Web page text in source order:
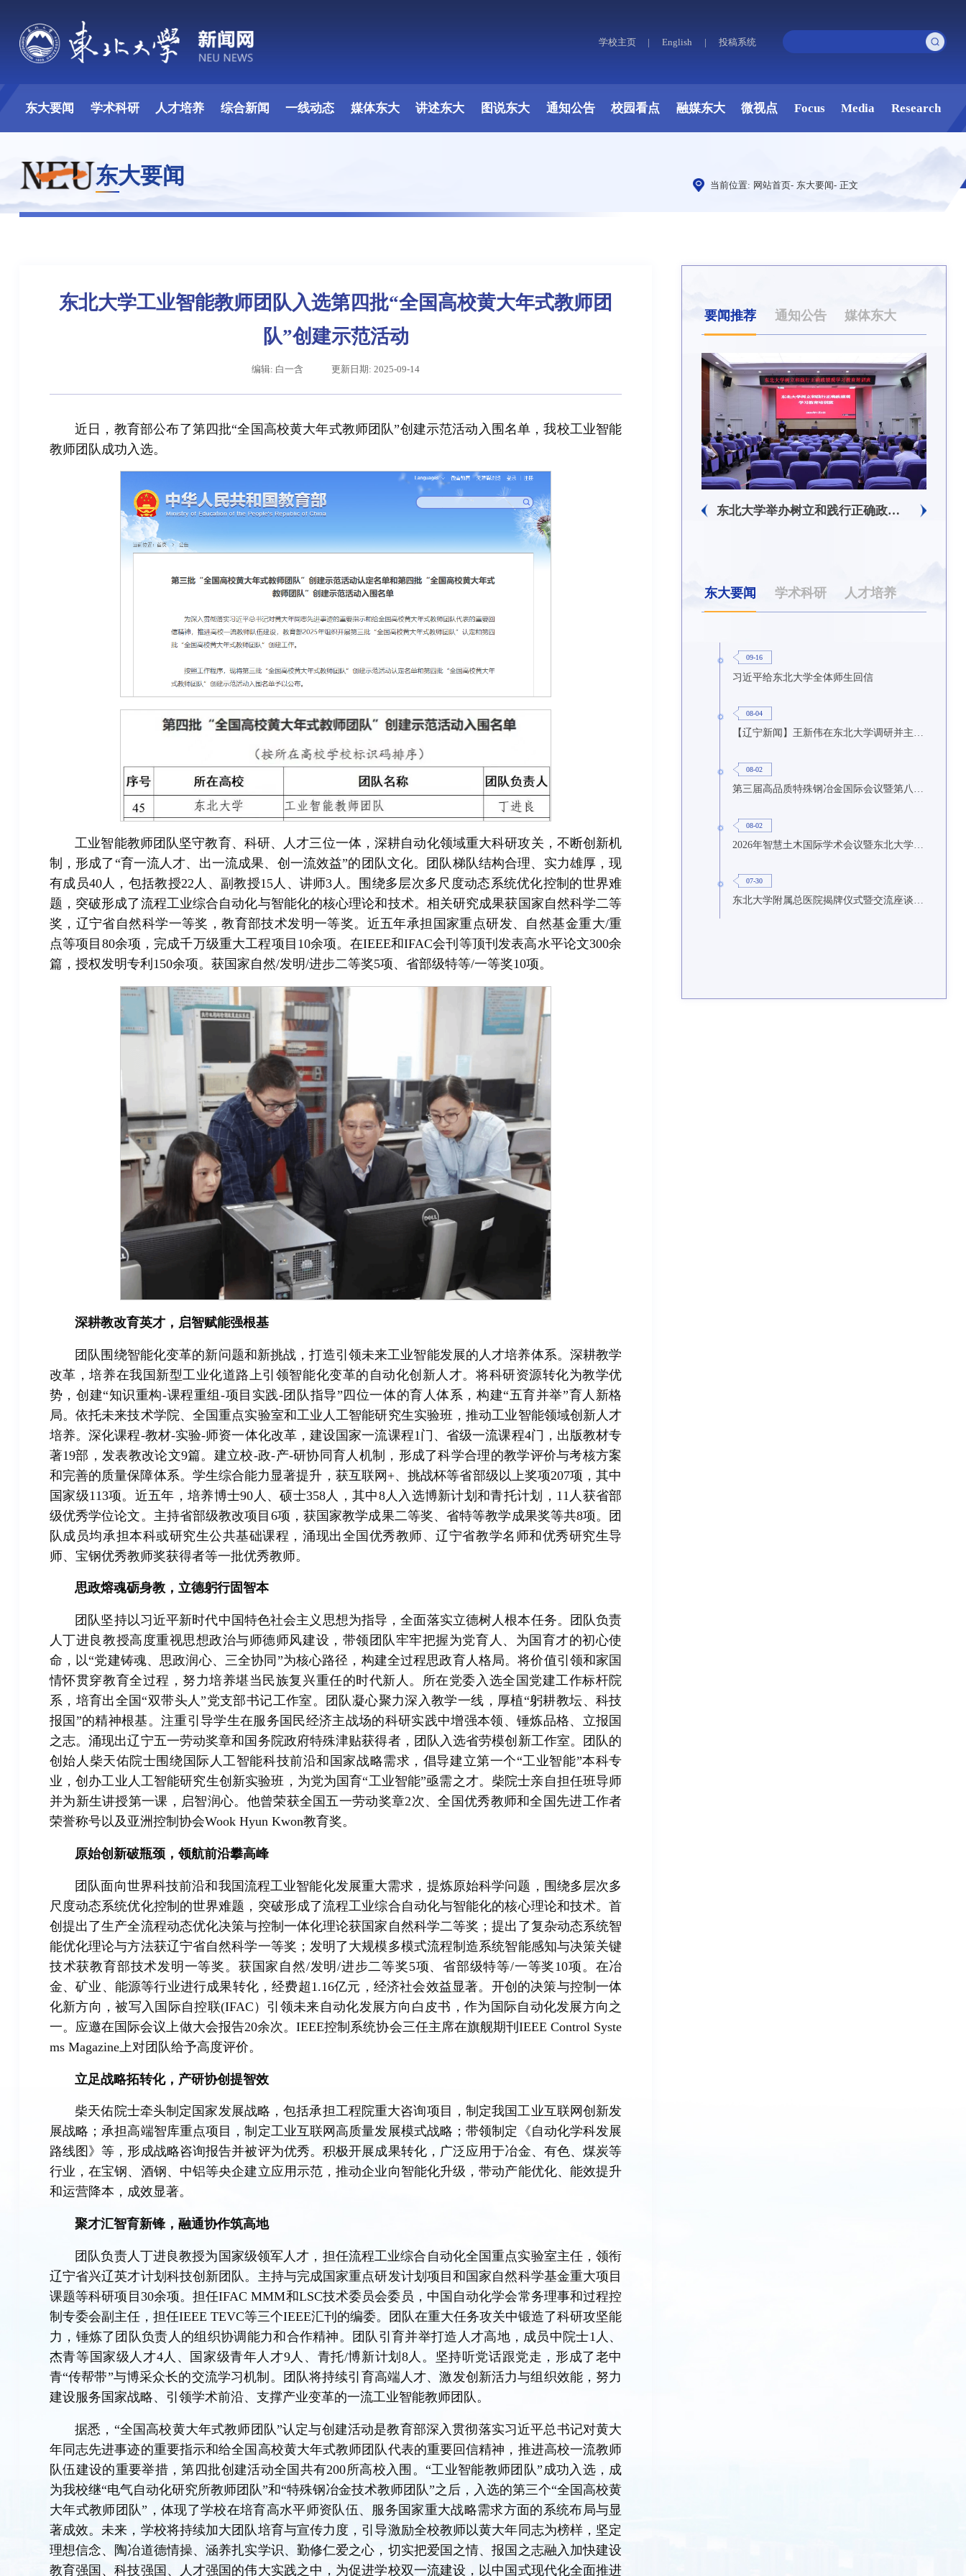
学校主页 | English | 投稿系统
东大要闻 学术科研 人才培养 综合新闻 一线动态 媒体东大 讲述东大 图说东大 通知公告 校园看点 融媒东大 微视点 Focus Media Research
东大要闻 当前位置: 网站首页- 东大要闻- 正文
东北大学工业智能教师团队入选第四批“全国高校黄大年式教师团
队”创建示范活动
编辑: 白一含 更新日期: 2025-09-14
近日，教育部公布了第四批“全国高校黄大年式教师团队”创建示范活动入围名单，我校工业智能
教师团队成功入选。
工业智能教师团队坚守教育、科研、人才三位一体，深耕自动化领域重大科研攻关，不断创新机
制，形成了“育一流人才、出一流成果、创一流效益”的团队文化。团队梯队结构合理、实力雄厚，现
有成员40人，包括教授22人、副教授15人、讲师3人。围绕多层次多尺度动态系统优化控制的世界难
题，突破形成了流程工业综合自动化与智能化的核心理论和技术。相关研究成果获国家自然科学二等
奖，辽宁省自然科学一等奖，教育部技术发明一等奖。近五年承担国家重点研发、自然基金重大/重
点等项目80余项，完成千万级重大工程项目10余项。在IEEE和IFAC会刊等顶刊发表高水平论文300余
篇，授权发明专利150余项。获国家自然/发明/进步二等奖5项、省部级特等/一等奖10项。
深耕教改育英才，启智赋能强根基
团队围绕智能化变革的新问题和新挑战，打造引领未来工业智能发展的人才培养体系。深耕教学
改革，培养在我国新型工业化道路上引领智能化变革的自动化创新人才。将科研资源转化为教学优
势，创建“知识重构-课程重组-项目实践-团队指导”四位一体的育人体系，构建“五育并举”育人新格
局。依托未来技术学院、全国重点实验室和工业人工智能研究生实验班，推动工业智能领域创新人才
培养。深化课程-教材-实验-师资一体化改革，建设国家一流课程1门、省级一流课程4门，出版教材专
著19部，发表教改论文9篇。建立校-政-产-研协同育人机制，形成了科学合理的教学评价与考核方案
和完善的质量保障体系。学生综合能力显著提升，获互联网+、挑战杯等省部级以上奖项207项，其中
国家级113项。近五年，培养博士90人、硕士358人，其中8人入选博新计划和青托计划，11人获省部
级优秀学位论文。主持省部级教改项目6项，获国家教学成果二等奖、省特等教学成果奖等共8项。团
队成员均承担本科或研究生公共基础课程，涌现出全国优秀教师、辽宁省教学名师和优秀研究生导
师、宝钢优秀教师奖获得者等一批优秀教师。
思政熔魂砺身教，立德躬行固智本
团队坚持以习近平新时代中国特色社会主义思想为指导，全面落实立德树人根本任务。团队负责
人丁进良教授高度重视思想政治与师德师风建设，带领团队牢牢把握为党育人、为国育才的初心使
命，以“党建铸魂、思政润心、三全协同”为核心路径，构建全过程思政育人格局。将价值引领和家国
情怀贯穿教育全过程，努力培养堪当民族复兴重任的时代新人。所在党委入选全国党建工作标杆院
系，培育出全国“双带头人”党支部书记工作室。团队凝心聚力深入教学一线，厚植“躬耕教坛、科技
报国”的精神根基。注重引导学生在服务国民经济主战场的科研实践中增强本领、锤炼品格、立报国
之志。涌现出辽宁五一劳动奖章和国务院政府特殊津贴获得者，团队入选省劳模创新工作室。团队的
创始人柴天佑院士围绕国际人工智能科技前沿和国家战略需求，倡导建立第一个“工业智能”本科专
业，创办工业人工智能研究生创新实验班，为党为国育“工业智能”亟需之才。柴院士亲自担任班导师
并为新生讲授第一课，启智润心。他曾荣获全国五一劳动奖章2次、全国优秀教师和全国先进工作者
荣誉称号以及亚洲控制协会Wook Hyun Kwon教育奖。
原始创新破瓶颈，领航前沿攀高峰
团队面向世界科技前沿和我国流程工业智能化发展重大需求，提炼原始科学问题，围绕多层次多
尺度动态系统优化控制的世界难题，突破形成了流程工业综合自动化与智能化的核心理论和技术。首
创提出了生产全流程动态优化决策与控制一体化理论获国家自然科学二等奖；提出了复杂动态系统智
能优化理论与方法获辽宁省自然科学一等奖；发明了大规模多模式流程制造系统智能感知与决策关键
技术获教育部技术发明一等奖。获国家自然/发明/进步二等奖5项、省部级特等/一等奖10项。在冶
金、矿业、能源等行业进行成果转化，经费超1.16亿元，经济社会效益显著。开创的决策与控制一体
化新方向，被写入国际自控联(IFAC）引领未来自动化发展方向白皮书，作为国际自动化发展方向之
一。应邀在国际会议上做大会报告20余次。IEEE控制系统协会三任主席在旗舰期刊IEEE Control Syste
ms Magazine上对团队给予高度评价。
立足战略拓转化，产研协创提智效
柴天佑院士牵头制定国家发展战略，包括承担工程院重大咨询项目，制定我国工业互联网创新发
展战略；承担高端智库重点项目，制定工业互联网高质量发展模式战略；带领制定《自动化学科发展
路线图》等，形成战略咨询报告并被评为优秀。积极开展成果转化，广泛应用于冶金、有色、煤炭等
行业，在宝钢、酒钢、中铝等央企建立应用示范，推动企业向智能化升级，带动产能优化、能效提升
和运营降本，成效显著。
聚才汇智育新锋，融通协作筑高地
团队负责人丁进良教授为国家级领军人才，担任流程工业综合自动化全国重点实验室主任，领衔
辽宁省兴辽英才计划科技创新团队。主持与完成国家重点研发计划项目和国家自然科学基金重大项目
课题等科研项目30余项。担任IFAC MMM和LSC技术委员会委员，中国自动化学会常务理事和过程控
制专委会副主任，担任IEEE TEVC等三个IEEE汇刊的编委。团队在重大任务攻关中锻造了科研攻坚能
力，锤炼了团队负责人的组织协调能力和合作精神。团队引育并举打造人才高地，成员中院士1人、
杰青等国家级人才4人、国家级青年人才9人、青托/博新计划8人。坚持听党话跟党走，形成了老中
青“传帮带”与博采众长的交流学习机制。团队将持续引育高端人才、激发创新活力与组织效能，努力
建设服务国家战略、引领学术前沿、支撑产业变革的一流工业智能教师团队。
据悉，“全国高校黄大年式教师团队”认定与创建活动是教育部深入贯彻落实习近平总书记对黄大
年同志先进事迹的重要指示和给全国高校黄大年式教师团队代表的重要回信精神，推进高校一流教师
队伍建设的重要举措，第四批创建活动全国共有200所高校入围。“工业智能教师团队”成功入选，成
为我校继“电气自动化研究所教师团队”和“特殊钢冶金技术教师团队”之后，入选的第三个“全国高校黄
大年式教师团队”，体现了学校在培育高水平师资队伍、服务国家重大战略需求方面的系统布局与显
著成效。未来，学校将持续加大团队培育与宣传力度，引导激励全校教师以黄大年同志为榜样，坚定
理想信念、陶冶道德情操、涵养扎实学识、勤修仁爱之心，切实把爱国之情、报国之志融入加快建设
教育强国、科技强国、人才强国的伟大实践之中，为促进学校双一流建设，以中国式现代化全面推进
要闻推荐 通知公告 媒体东大
辽宁省卓越工程师培养联合体在东北大学成立 习近平给东北大学全体师生回信 东北大学举办树立和践行正确政绩观学习教育培训班
东大要闻 学术科研 人才培养
09-16
习近平给东北大学全体师生回信
08-04
【辽宁新闻】王新伟在东北大学调研并主持召开座谈会
08-02
08-02
07-30
东北大学附属总医院揭牌仪式暨交流座谈会举行